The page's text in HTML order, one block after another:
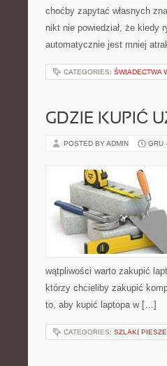
choćby zapytać własnych
nikt nie powiedział, że kiedy
automatycznie jest mniej
CATEGORIES: ŚWIADECTWA
GDZIE KUPIĆ
POSTED BY ADMIN GRU
wątpliwości warto zakupić
którzy chcieliby zakupić
to, aby kupić laptopa w […]
CATEGORIES: SZLAKI